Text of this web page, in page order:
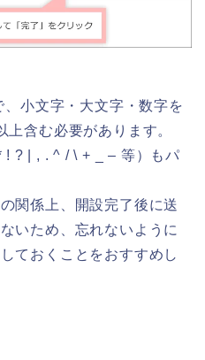
小文字・大文字・数字を
含む必要があります。
! ? | , . ^ / \ + _ – 等）もパ
関係上、開設完了後に送
いため、忘れないように
ておくことをおすすめし